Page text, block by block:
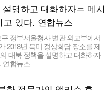
정부서울청사 별관 외교부에서
2018년 북미 정상회담 장소를 제
대북 정책을 설명하고 대화하자
연합뉴스